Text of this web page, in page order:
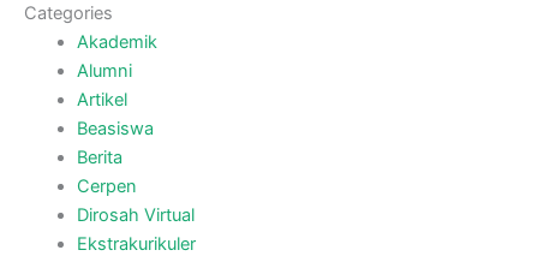
Categories
Akademik
Alumni
Artikel
Beasiswa
Berita
Cerpen
Dirosah Virtual
Ekstrakurikuler